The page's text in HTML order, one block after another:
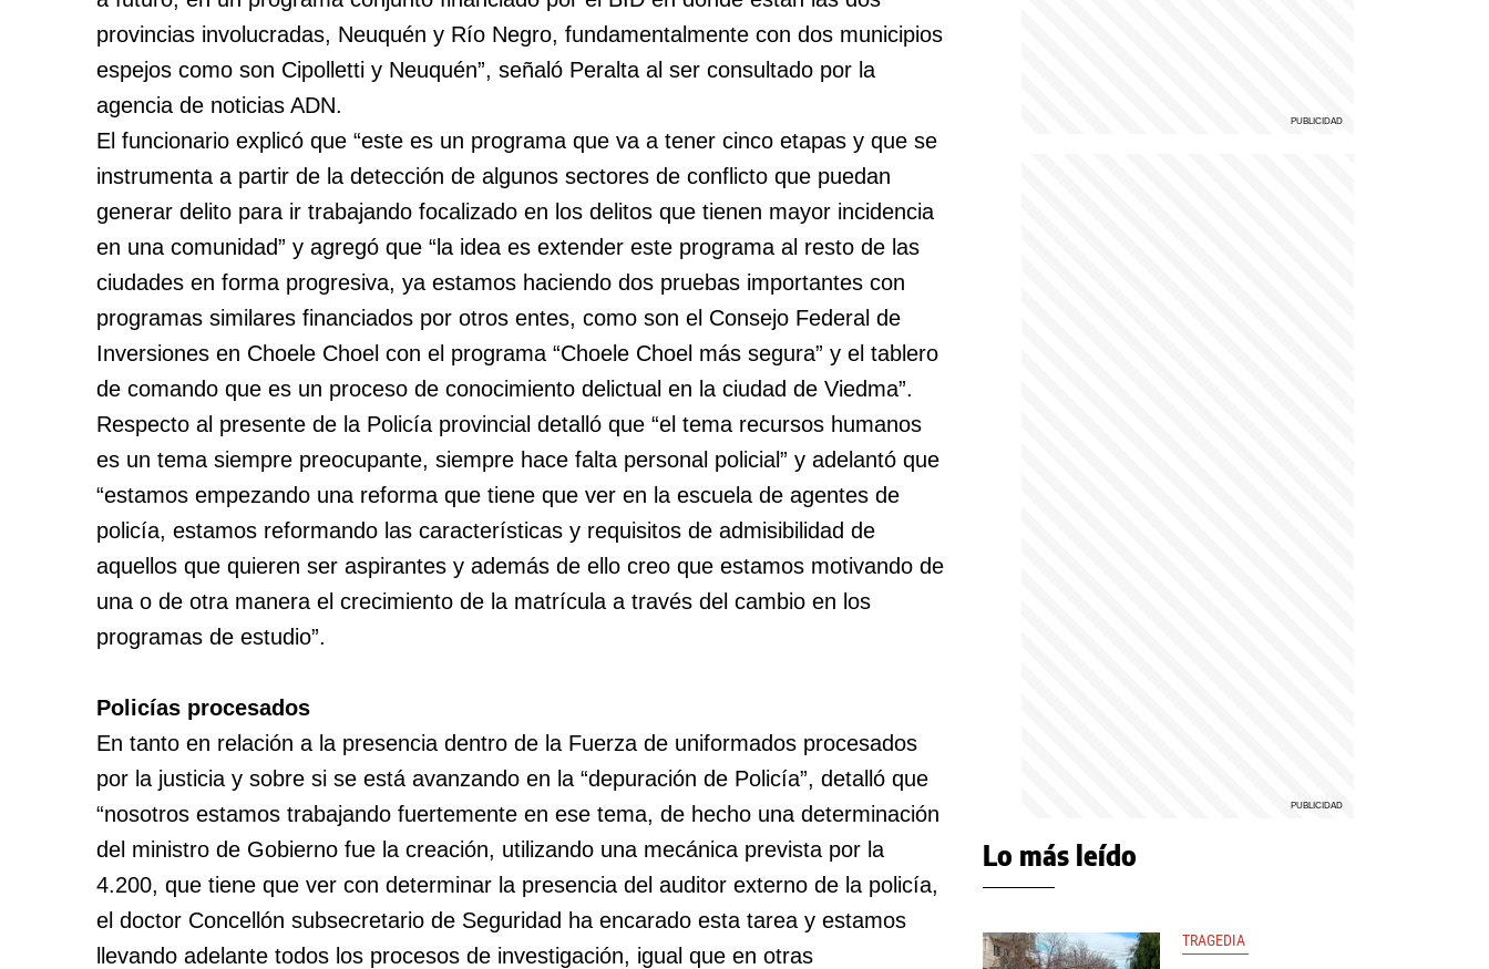
provincias involucradas, Neuquén y Río Negro, fundamentalmente con dos municipios
espejos como son Cipolletti y Neuquén”, señaló Peralta al ser consultado por la
agencia de noticias ADN.
El funcionario explicó que “este es un programa que va a tener cinco etapas y que se
instrumenta a partir de la detección de algunos sectores de conflicto que puedan
generar delito para ir trabajando focalizado en los delitos que tienen mayor incidencia
en una comunidad” y agregó que “la idea es extender este programa al resto de las
ciudades en forma progresiva, ya estamos haciendo dos pruebas importantes con
programas similares financiados por otros entes, como son el Consejo Federal de
Inversiones en Choele Choel con el programa “Choele Choel más segura” y el tablero
de comando que es un proceso de conocimiento delictual en la ciudad de Viedma”.
Respecto al presente de la Policía provincial detalló que “el tema recursos humanos
es un tema siempre preocupante, siempre hace falta personal policial” y adelantó que
“estamos empezando una reforma que tiene que ver en la escuela de agentes de
policía, estamos reformando las características y requisitos de admisibilidad de
aquellos que quieren ser aspirantes y además de ello creo que estamos motivando de
una o de otra manera el crecimiento de la matrícula a través del cambio en los
programas de estudio”.
Policías procesados
En tanto en relación a la presencia dentro de la Fuerza de uniformados procesados
por la justicia y sobre si se está avanzando en la “depuración de Policía”, detalló que
“nosotros estamos trabajando fuertemente en ese tema, de hecho una determinación
del ministro de Gobierno fue la creación, utilizando una mecánica prevista por la
4.200, que tiene que ver con determinar la presencia del auditor externo de la policía,
el doctor Concellón subsecretario de Seguridad ha encarado esta tarea y estamos
llevando adelante todos los procesos de investigación, igual que en otras
Lo más leído
TRAGEDIA